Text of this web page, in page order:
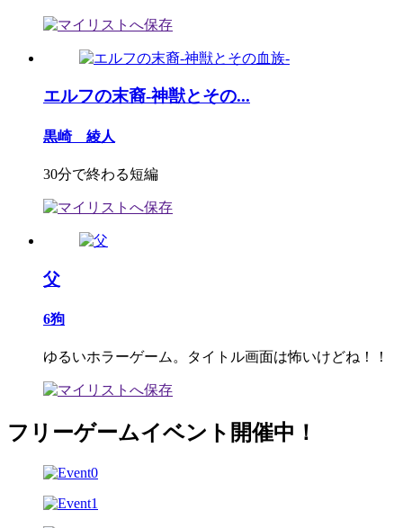
エルフの末裔-神獣とその...
黒崎 綾人
30分で終わる短編
父
6狗
ゆるいホラーゲーム。タイトル画面は怖いけどね！！
フリーゲームイベント開催中！